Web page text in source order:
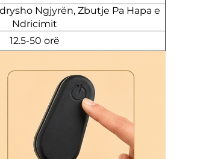
Ngjyrën, Zbutje Pa Hapa e
Ndricimit
12.5-50 orë